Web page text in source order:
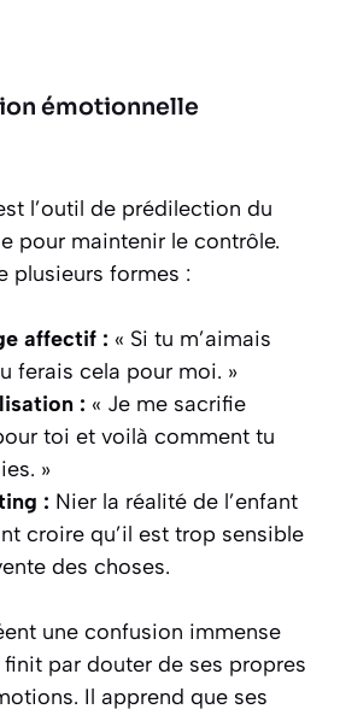
émotionnelle
l’outil de prédilection du
pour maintenir le contrôle.
plusieurs formes :
affectif : « Si tu m’aimais
ferais cela pour moi. »
: « Je me sacrifie
toi et voilà comment tu
»
: Nier la réalité de l’enfant
croire qu’il est trop sensible
des choses.
une confusion immense
finit par douter de ses propres
Il apprend que ses